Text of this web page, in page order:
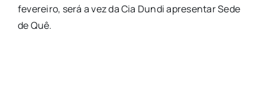
fevereiro, será a vez da Cia Dundi apresentar Sede
de Quê.